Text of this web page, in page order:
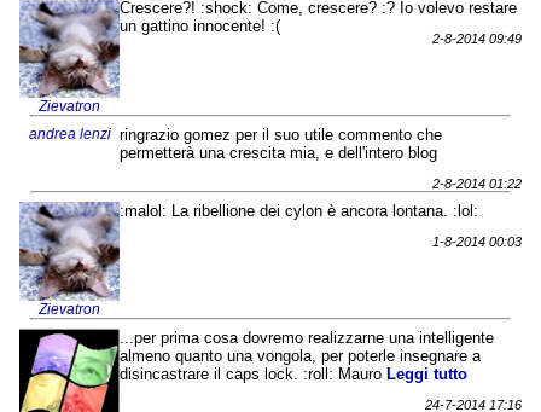
Zievatron
Crescere?! :shock: Come, crescere? :? Io volevo restare
un gattino innocente! :(
2-8-2014 09:49
andrea lenzi ringrazio gomez per il suo utile commento che
permetterà una crescita mia, e dell'intero blog
2-8-2014 01:22
Zievatron
:malol: La ribellione dei cylon è ancora lontana. :lol:
1-8-2014 00:03
...per prima cosa dovremo realizzarne una intelligente
almeno quanto una vongola, per poterle insegnare a
disincastrare il caps lock. :roll: Mauro Leggi tutto
24-7-2014 17:16